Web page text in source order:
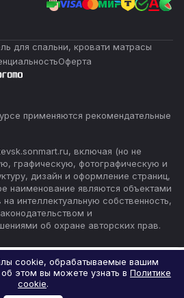
Избранные Сравнение
для спальни, кровати матрасы
Оферта
применяются рекомендательные
включая (но не
графическую, фотографическую и
дизайн и оформление страниц,
наименование являются объектами
интеллектуальную собственность,
и
об охране авторских прав.
cookie, обрабатываемые вашим
этом вы можете узнать в Политике
cookie.